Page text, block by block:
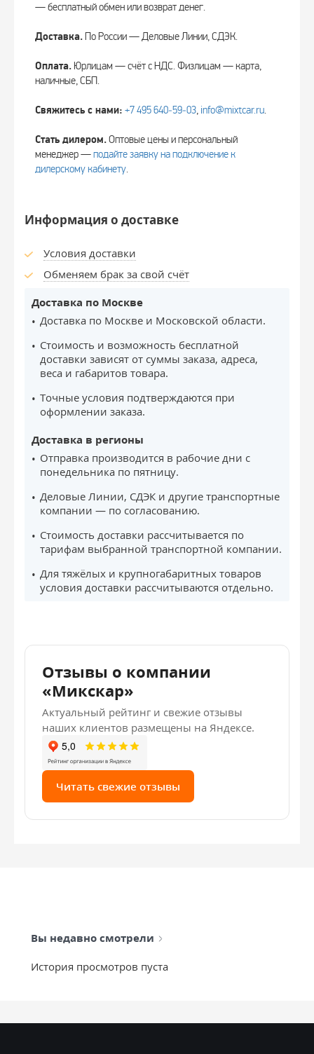
— бесплатный обмен или возврат денег.
Доставка.По России — Деловые Линии, СДЭК.
Оплата. Юрлицам — счёт с НДС. Физлицам — карта,
наличные, СБП.
Свяжитесь с нами: +7 495 640‑59‑03, info@mixtcar.ru.
Стать дилером.Оптовые цены и персональный
менеджер —подайте заявку на подключение к
дилерскому кабинету.
Информация о доставке
Условия доставки
Обменяем брак за свой счёт
Доставка по Москве
Доставка по Москве и Московской области.
Стоимость и возможность бесплатной
доставки зависят от суммы заказа, адреса,
веса и габаритов товара.
Точные условия подтверждаются при
оформлении заказа.
Доставка в регионы
Отправка производится в рабочие дни с
понедельника по пятницу.
Деловые Линии, СДЭК и другие транспортные
компании — по согласованию.
Стоимость доставки рассчитывается по
тарифам выбранной транспортной компании.
Для тяжёлых и крупногабаритных товаров
условия доставки рассчитываются отдельно.
Отзывы о компании
«Микскар»
Актуальный рейтинг и свежие отзывы
наших клиентов размещены на Яндексе.
Читать свежие отзывы
Вы недавно смотрели
История просмотров пуста